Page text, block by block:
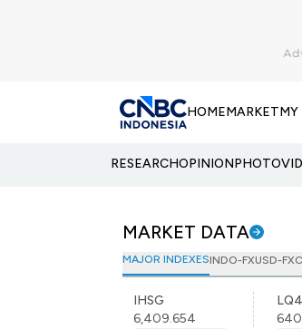
HOMEMARKETMY
RESEARCHOPINIONPHOTO
MARKET DATA
MAJOR INDEXESINDO-FXUSD-FX
IHSG
6,409.654